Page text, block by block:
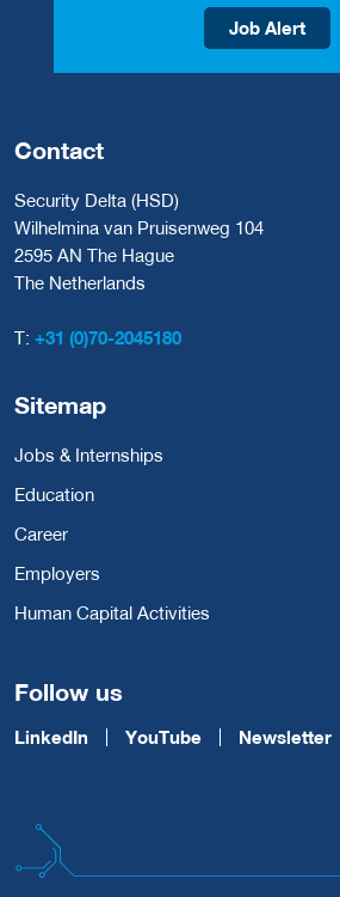
Job Alert
Contact
Security Delta (HSD)
Wilhelmina van Pruisenweg 104
2595 AN The Hague
The Netherlands
T: +31 (0)70-2045180
Sitemap
Jobs & Internships
Education
Career
Employers
Human Capital Activities
Follow us
LinkedIn YouTube Newsletter